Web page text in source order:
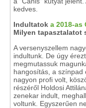
kedves.
Indultatok a 2018-as
Milyen tapasztalatot
A versenyszellem
indultunk. De úgy
megmutassuk
hangosítás, a színpad
nagyon profi volt,
részéről Holdosi
zenekar indult,
voltunk. Egyszerűen